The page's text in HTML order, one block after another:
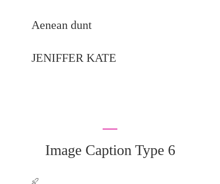
Aenean dunt
JENIFFER KATE
Image Caption Type 6